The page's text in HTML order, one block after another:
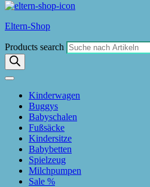
Eltern-Shop
Products search
Kinderwagen
Buggys
Babyschalen
Fußsäcke
Kindersitze
Babybetten
Spielzeug
Milchpumpen
Sale %